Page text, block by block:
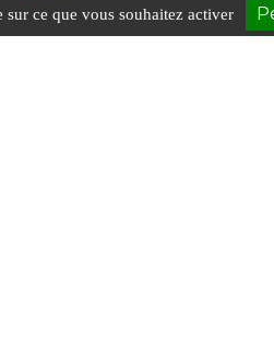
ce que vous souhaitez activer